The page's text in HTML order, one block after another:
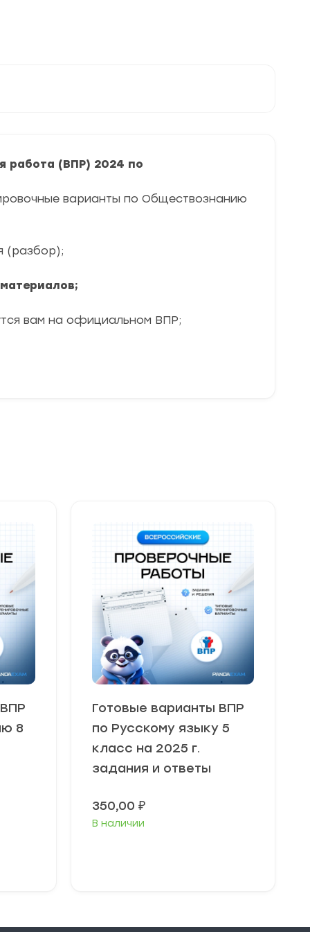
работа (ВПР) 2024 по
варианты по Обществознанию
(разбор);
вам на официальном ВПР;
8
Готовые варианты ВПР
по Русскому языку 5
класс на 2025 г.
задания и ответы
350,00 ₽
В наличии